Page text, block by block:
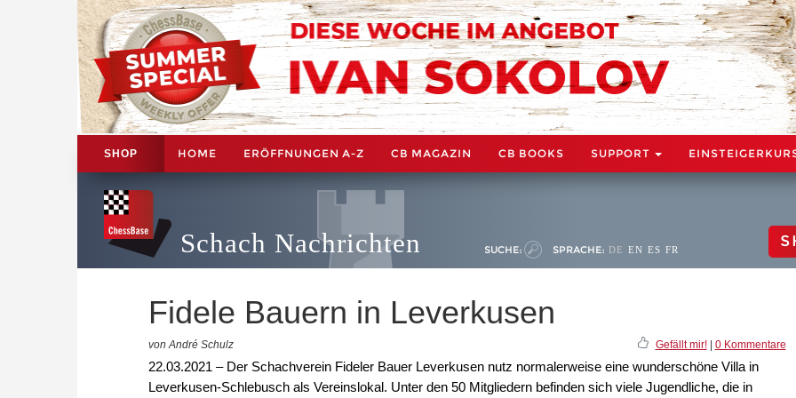
SHOP HOME ERÖFFNUNGEN A-Z CB MAGAZIN CB BOOKS SUPPORT
Schach Nachrichten SUCHE: SPRACHE: DE EN ES FR
Fidele Bauern in Leverkusen
von André Schulz Gefällt mir!| 0 Kommentare
22.03.2021 – Der Schachverein Fideler Bauer Leverkusen nutz normalerweise eine wunderschöne Villa in
Leverkusen-Schlebusch als Vereinslokal. Unter den 50 Mitgliedern befinden sich viele Jugendliche, die in